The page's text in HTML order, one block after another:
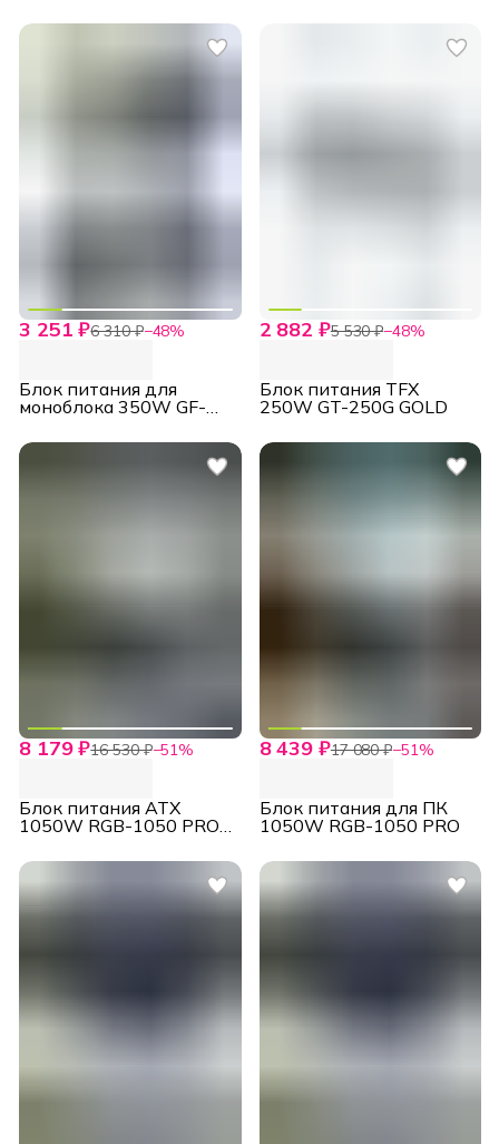
3 251 ₽6 310 ₽−48%
Блок питания для
моноблока 350W GF-
2 882 ₽5 530 ₽−48%
Блок питания TFX
250W GT-250G GOLD
8 179 ₽16 530 ₽−51%
Блок питания ATX
1050W RGB-1050 PRO
8 439 ₽17 080 ₽−51%
Блок питания для ПК
1050W RGB-1050 PRO